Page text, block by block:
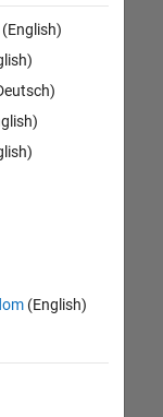
(English)